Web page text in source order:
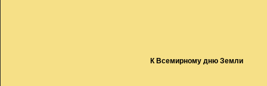
К Всемирному дню Земли